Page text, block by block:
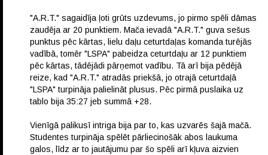
"A.R.T." sagaidīja ļoti grūts uzdevums, jo pirmo spēli dāmas
zaudēja ar 20 punktiem. Mača ievadā "A.R.T." guva sešus
punktus pēc kārtas, lielu daļu ceturtdaļas komanda turējās
vadībā, tomēr "LSPA" pabeidza ceturtdaļu ar 12 punktiem
pēc kārtas, tādējādi pārņemot vadību. Tā arī bija pēdējā
reize, kad "A.R.T." atradās priekšā, jo otrajā ceturtdaļā
"LSPA" turpināja palielināt plusus. Pēc pirmā puslaika uz
tablo bija 35:27 jeb summā +28.
Vienīgā palikusī intriga bija par to, kas uzvarēs šajā mačā.
Studentes turpināja spēlēt pārliecinošāk abos laukuma
galos, līdz ar to jautājumu par šo spēli arī kļuva aizvien